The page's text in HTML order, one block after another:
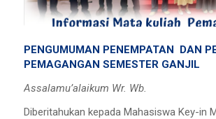
PENGUMUMAN PENEMPATAN DAN
PEMAGANGAN SEMESTER GANJIL
Assalamu’alaikum Wr. Wb.
Diberitahukan kepada Mahasiswa Key-in